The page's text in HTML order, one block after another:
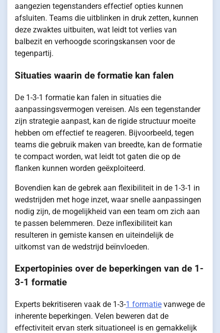
aangezien tegenstanders effectief opties kunnen
afsluiten. Teams die uitblinken in druk zetten, kunnen
deze zwaktes uitbuiten, wat leidt tot verlies van
balbezit en verhoogde scoringskansen voor de
tegenpartij.
Situaties waarin de formatie kan falen
De 1-3-1 formatie kan falen in situaties die
aanpassingsvermogen vereisen. Als een tegenstander
zijn strategie aanpast, kan de rigide structuur moeite
hebben om effectief te reageren. Bijvoorbeeld, tegen
teams die gebruik maken van breedte, kan de formatie
te compact worden, wat leidt tot gaten die op de
flanken kunnen worden geëxploiteerd.
Bovendien kan de gebrek aan flexibiliteit in de 1-3-1 in
wedstrijden met hoge inzet, waar snelle aanpassingen
nodig zijn, de mogelijkheid van een team om zich aan
te passen belemmeren. Deze inflexibiliteit kan
resulteren in gemiste kansen en uiteindelijk de
uitkomst van de wedstrijd beïnvloeden.
Expertopinies over de beperkingen van de 1-
3-1 formatie
Experts bekritiseren vaak de 1-3-1 formatie vanwege de
inherente beperkingen. Velen beweren dat de
effectiviteit ervan sterk situationeel is en gemakkelijk